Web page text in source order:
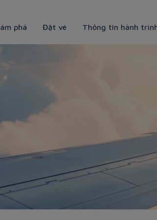
phá Đặt vé Thông tin hành